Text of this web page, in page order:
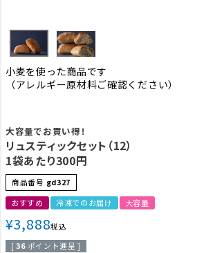
小麦を使った商品です
（アレルギー原材料ご確認ください）
大容量でお買い得！
リュスティックセット（12）
1袋あたり300円
商品番号 gd327
おすすめ 冷凍でのお届け 大容量
¥3,888税込
[ 36 ポイント進呈 ]